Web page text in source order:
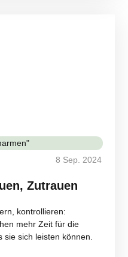
8 Sep. 2024
Zutrauen
kontrollieren:
mehr Zeit für die
sich leisten können.